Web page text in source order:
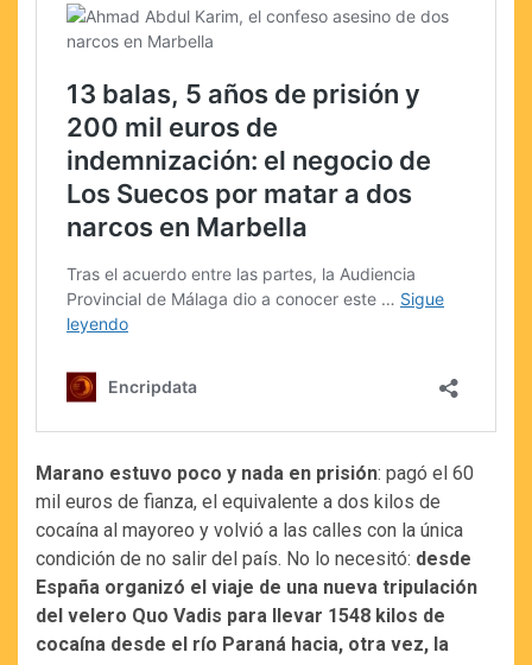
Marano estuvo poco y nada en prisión: pagó el 60
mil euros de fianza, el equivalente a dos kilos de
cocaína al mayoreo y volvió a las calles con la única
condición de no salir del país. No lo necesitó: desde
España organizó el viaje de una nueva tripulación
del velero Quo Vadis para llevar 1548 kilos de
cocaína desde el río Paraná hacia, otra vez, la